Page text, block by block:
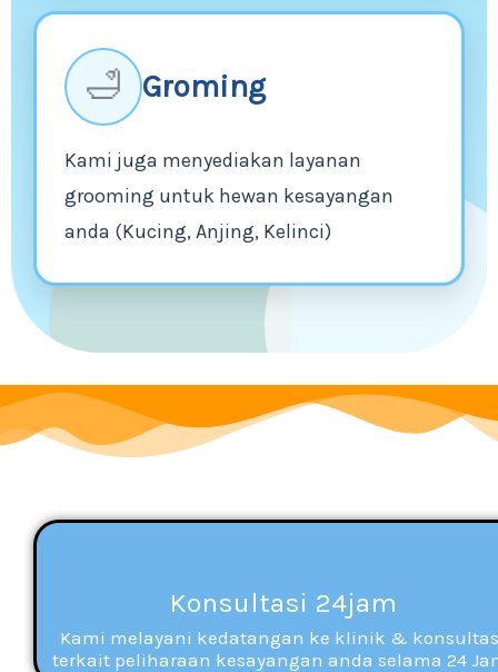
🛁 Groming
Kami juga menyediakan layanan
grooming untuk hewan kesayangan
anda (Kucing, Anjing, Kelinci)
Konsultasi 24jam
Kami melayani kedatangan ke klinik &
terkait peliharaan kesayangan anda selama 24